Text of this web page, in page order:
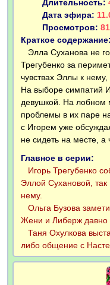
Длительность:
Дата эфира:
Просмотров:
Краткое содержание:
Элла Суханова не
Трегубенко за
чувствах Эллы к
На выборе симпатий
девушкой. На лобном
проблемы в их паре
с Игорем уже
не сидеть на месте, а
Главное в серии:
Игорь Трегубенко
Эллой Сухановой, так
нему.
Ольга Бузова
Жени и Либерж давно
Таня Охулкова
либо общение с